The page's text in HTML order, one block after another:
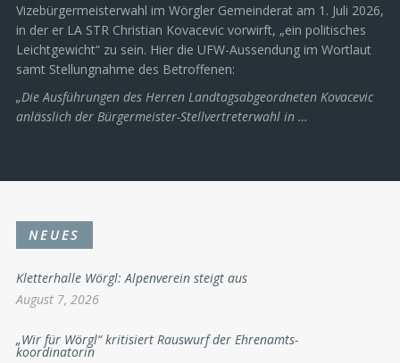
Vizebürgermeisterwahl im Wörgler Gemeinderat am 1. Juli 2026,
in der er LA STR Christian Kovacevic vorwirft, „ein politisches
Leichtgewicht“ zu sein. Hier die UFW-Aussendung im Wortlaut
samt Stellungnahme des Betroffenen:
„Die Ausführungen des Herren Landtagsabgeordneten Kovacevic
anlässlich der Bürgermeister-Stellvertreterwahl in …
NEUES
Kletterhalle Wörgl: Alpenverein steigt aus
August 7, 2026
„Wir für Wörgl“ kritisiert Rauswurf der Ehrenamts-
koordinatorin